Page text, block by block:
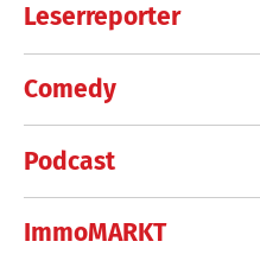
Leserreporter
Comedy
Podcast
ImmoMARKT